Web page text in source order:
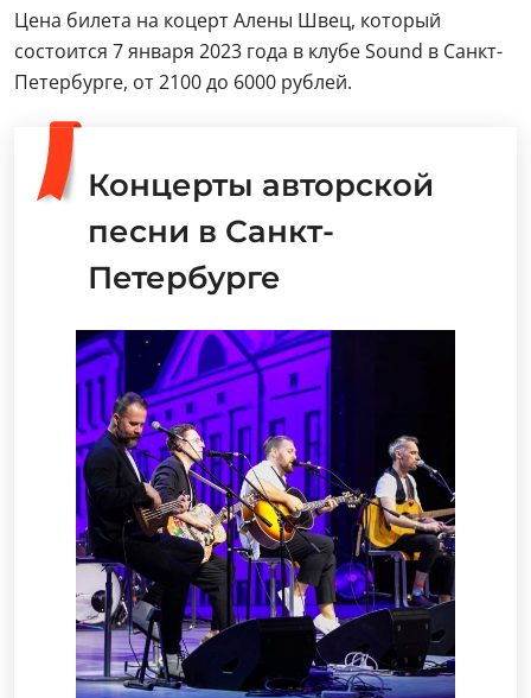
Цена билета на коцерт Алены Швец, который
состоится 7 января 2023 года в клубе Sound в Санкт-
Петербурге, от 2100 до 6000 рублей.
Концерты авторской
песни в Санкт-
Петербурге